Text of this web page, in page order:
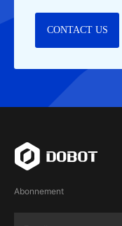
CONTACT US
Abonnement